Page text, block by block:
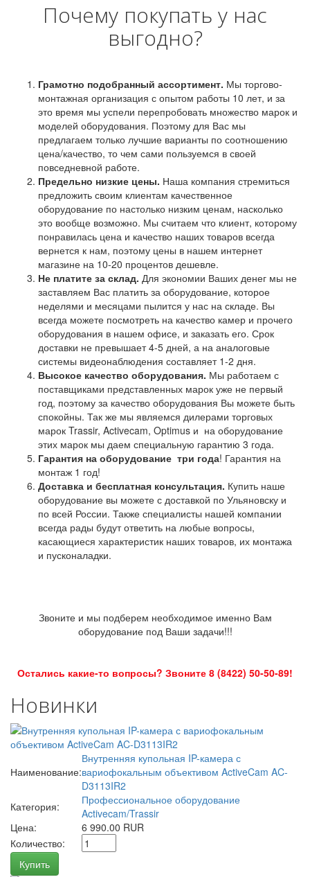
Почему покупать у нас
выгодно?
Грамотно подобранный ассортимент. Мы торгово-
монтажная организация с опытом работы 10 лет, и за
это время мы успели перепробовать множество марок и
моделей оборудования. Поэтому для Вас мы
предлагаем только лучшие варианты по соотношению
цена/качество, то чем сами пользуемся в своей
повседневной работе.
Предельно низкие цены. Наша компания стремиться
предложить своим клиентам качественное
оборудование по настолько низким ценам, насколько
это вообще возможно. Мы считаем что клиент, которому
понравилась цена и качество наших товаров всегда
вернется к нам, поэтому цены в нашем интернет
магазине на 10-20 процентов дешевле.
Не платите за склад. Для экономии Ваших денег мы не
заставляем Вас платить за оборудование, которое
неделями и месяцами пылится у нас на складе. Вы
всегда можете посмотреть на качество камер и прочего
оборудования в нашем офисе, и заказать его. Срок
доставки не превышает 4-5 дней, а на аналоговые
системы видеонаблюдения составляет 1-2 дня.
Высокое качество оборудования. Мы работаем с
поставщиками представленных марок уже не первый
год, поэтому за качество оборудования Вы можете быть
спокойны. Так же мы являемся дилерами торговых
марок Trassir, Activecam, Optimus и на оборудование
этих марок мы даем специальную гарантию 3 года.
Гарантия на оборудование три года! Гарантия на
монтаж 1 год!
Доставка и бесплатная консультация. Купить наше
оборудование вы можете с доставкой по Ульяновску и
по всей России. Также специалисты нашей компании
всегда рады будут ответить на любые вопросы,
касающиеся характеристик наших товаров, их монтажа
и пусконаладки.
Звоните и мы подберем необходимое именно Вам
оборудование под Ваши задачи!!!
Остались какие-то вопросы? Звоните 8 (8422) 50-50-89!
Новинки
Наименование:
Внутренняя купольная IP-камера с
вариофокальным объективом ActiveCam AC-
D3113IR2
Категория:
Профессиональное оборудование
Activecam/Trassir
Цена:
6 990.00 RUR
Количество:
Купить